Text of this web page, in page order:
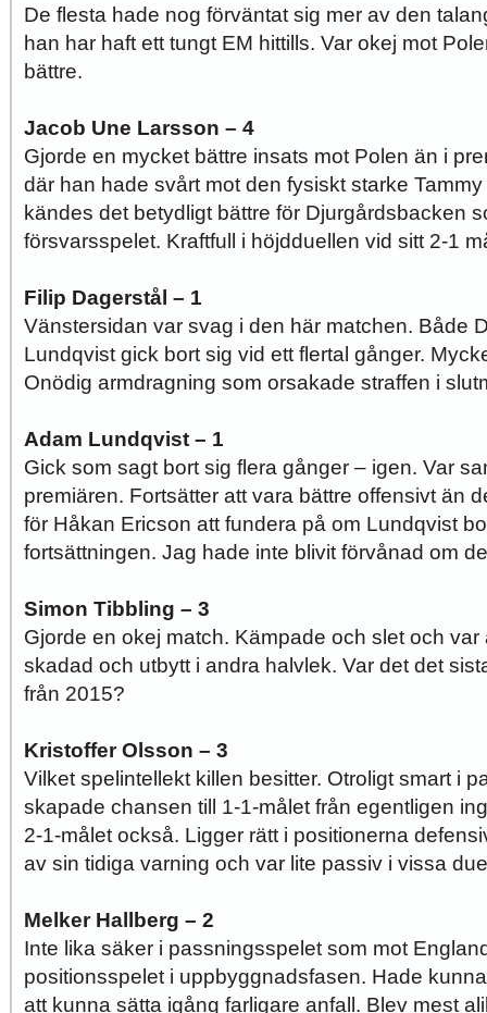
De flesta hade nog förväntat sig mer av den
han har haft ett tungt EM hittills. Var okej mot
bättre.
Jacob Une Larsson – 4
Gjorde en mycket bättre insats mot Polen än i
där han hade svårt mot den fysiskt starke
kändes det betydligt bättre för Djurgårdsbacken
försvarsspelet. Kraftfull i höjdduellen vid sitt 2-1
Filip Dagerstål – 1
Vänstersidan var svag i den här matchen. Både
Lundqvist gick bort sig vid ett flertal gånger.
Onödig armdragning som orsakade straffen i
Adam Lundqvist – 1
Gick som sagt bort sig flera gånger – igen. Var
premiären. Fortsätter att vara bättre offensivt än
för Håkan Ericson att fundera på om Lundqvist
fortsättningen. Jag hade inte blivit förvånad om
Simon Tibbling – 3
Gjorde en okej match. Kämpade och slet och
skadad och utbytt i andra halvlek. Var det det
från 2015?
Kristoffer Olsson – 3
Vilket spelintellekt killen besitter. Otroligt smart i
skapade chansen till 1-1-målet från egentligen
2-1-målet också. Ligger rätt i positionerna
av sin tidiga varning och var lite passiv i vissa
Melker Hallberg – 2
Inte lika säker i passningsspelet som mot
positionsspelet i uppbyggnadsfasen. Hade
att kunna sätta igång farligare anfall. Blev mest